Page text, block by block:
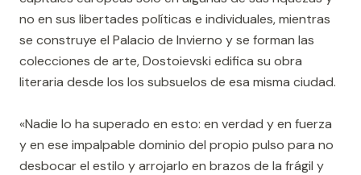
no en sus libertades políticas e individuales, mientras
se construye el Palacio de Invierno y se forman las
colecciones de arte, Dostoievski edifica su obra
literaria desde los los subsuelos de esa misma ciudad.
«Nadie lo ha superado en esto: en verdad y en fuerza
y en ese impalpable dominio del propio pulso para no
desbocar el estilo y arrojarlo en brazos de la frágil y